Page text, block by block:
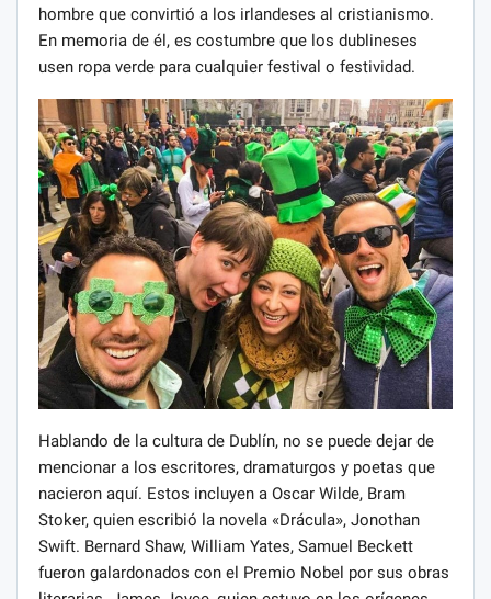
hombre que convirtió a los irlandeses al cristianismo.
En memoria de él, es costumbre que los dublineses
usen ropa verde para cualquier festival o festividad.
Hablando de la cultura de Dublín, no se puede dejar de
mencionar a los escritores, dramaturgos y poetas que
nacieron aquí. Estos incluyen a Oscar Wilde, Bram
Stoker, quien escribió la novela «Drácula», Jonothan
Swift. Bernard Shaw, William Yates, Samuel Beckett
fueron galardonados con el Premio Nobel por sus obras